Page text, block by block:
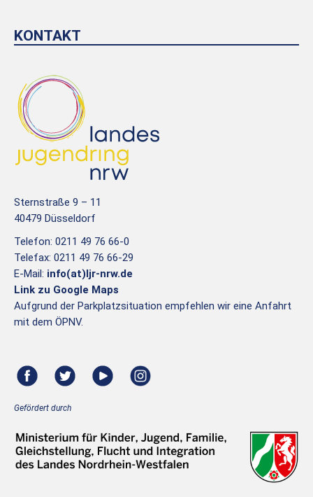
KONTAKT
Sternstraße 9 – 11
40479 Düsseldorf
Telefon: 0211 49 76 66-0
Telefax: 0211 49 76 66-29
E-Mail: info(at)ljr-nrw.de
Link zu Google Maps
Aufgrund der Parkplatzsituation empfehlen wir eine Anfahrt
mit dem ÖPNV.
Gefördert durch